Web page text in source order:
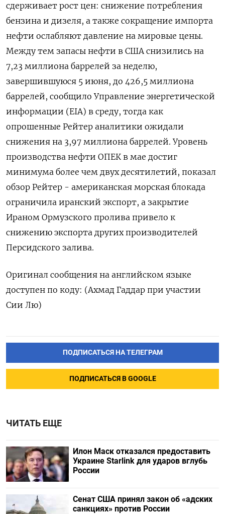
сдерживает рост цен: cнижение потребления
бензина и дизеля, а также сокращение импорта
нефти ослабляют давление на мировые цены.
Между тем запасы нефти в США снизились на
7,23 миллиона баррелей за неделю,
завершившуюся 5 июня, до 426,5 миллиона
баррелей, сообщило Управление энергетической
информации (EIA) в ​среду, тогда как
опрошенные Рейтер ⁠аналитики ожидали
снижения на 3,97 миллиона баррелей. Уровень
производства нефти ОПЕК в мае достиг
минимума более ‌чем двух десятилетий, показал
обзор Рейтер - американская морская блокада
ограничила иранский ‌экспорт, а закрытие
Ираном Ормузского пролива привело к
снижению экспорта других производителей ​
Персидского залива.
Оригинал сообщения на английском языке
доступен по ‌коду: (Ахмад Гаддар при участии
Сии Лю)
ПОДПИСАТЬСЯ НА ТЕЛЕГРАМ
ПОДПИСАТЬСЯ В GOOGLE
ЧИТАТЬ ЕЩЕ
Илон Маск отказался предоставить
Украине Starlink для ударов вглубь
России
Сенат США принял закон об «адских
санкциях» против России